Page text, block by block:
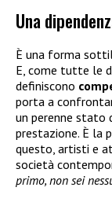
Una
È una forma
E, come tutte le
definiscono
porta a
un perenne stato
prestazione. È la
questo, artisti e
società
primo, non sei